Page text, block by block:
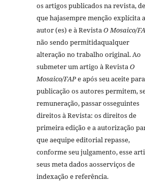
os artigos publicados na revista,
que hajasempre menção explí­cita
autor (es) e à RevistaO Mosaico/
não sendo permitidaqualquer
alteração no trabalho original. Ao
submeter um artigo à RevistaO
Mosaico/FAPe após seu aceite para
publicação os autores permitem,
remuneração, passar osseguintes
direitos à Revista: os direitos de
primeira edição e a autorização
que aequipe editorial repasse,
conforme seu julgamento, esse
seus meta dados aosserviços de
indexação e referência.